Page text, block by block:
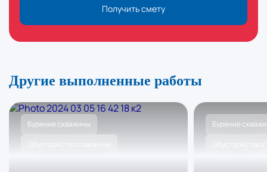
Получить смету
Другие выполненные работы
Бурение скважины
Обустройство скважины
Бурение
Обустройство